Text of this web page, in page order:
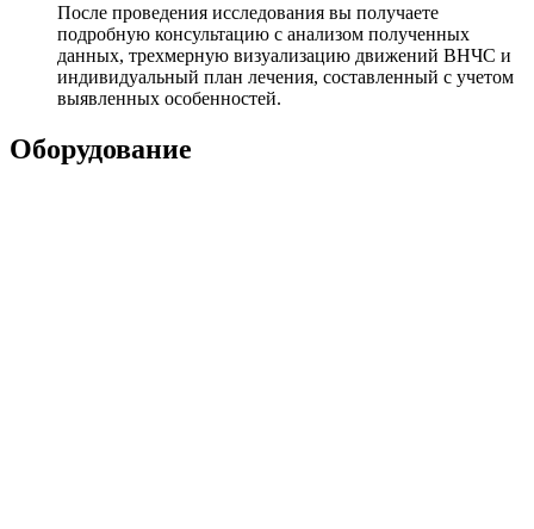
После проведения исследования вы получаете
подробную консультацию с анализом полученных
данных, трехмерную визуализацию движений ВНЧС и
индивидуальный план лечения, составленный с учетом
выявленных особенностей.
Оборудование